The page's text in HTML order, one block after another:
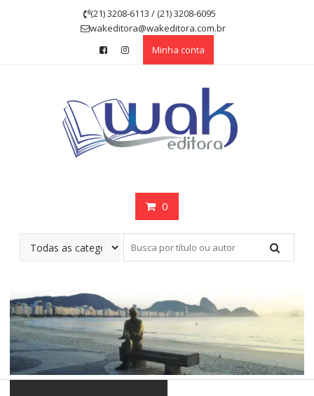
(21) 3208-6113 / (21) 3208-6095
wakeditora@wakeditora.com.br
Minha conta
0